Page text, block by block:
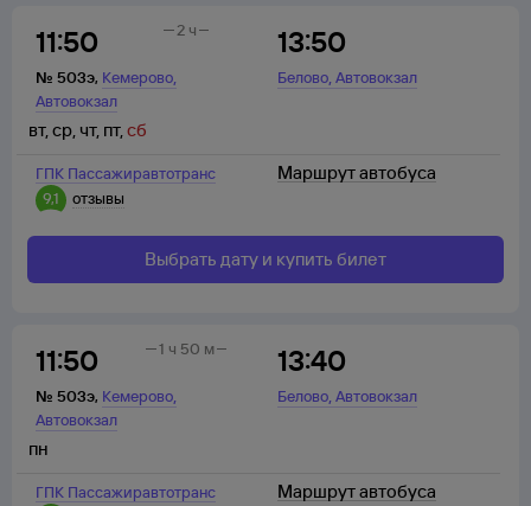
11:50
№ 503э, Кемерово,
Автовокзал
13:50
Белово,Автовокзал
2 ч
ГПК Пассажиравтотранс
9,1
отзывы
вт,ср, чт, пт,сб
Маршрут автобуса
Выбрать дату и купить билет
11:50
№ 503э, Кемерово,
Автовокзал
13:40
Белово,Автовокзал
1 ч 50 м
ГПК Пассажиравтотранс
пн
Маршрут автобуса